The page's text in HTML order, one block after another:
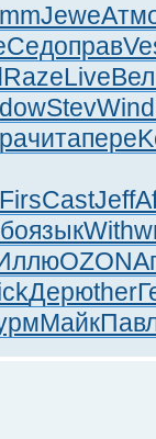
Jewe
Седоправ
RazeLive
StevWind
читапере
FirsCastJeff
языкWith
OZON
Дерюther
Майк